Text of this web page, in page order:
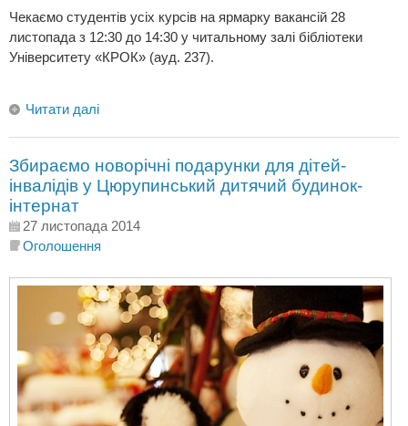
Чекаємо студентів усіх курсів на ярмарку вакансій 28
листопада з 12:30 до 14:30 у читальному залі бібліотеки
Університету «КРОК» (ауд. 237).
Читати далі
Збираємо новорічні подарунки для дітей-
інвалідів у Цюрупинський дитячий будинок-
інтернат
27 листопада 2014
Оголошення